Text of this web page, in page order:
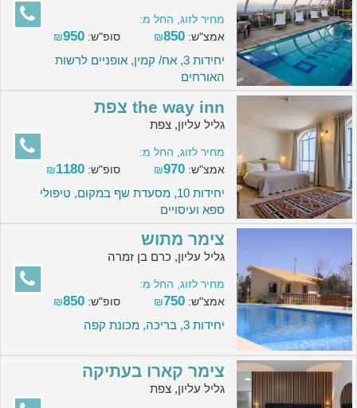
מחיר לזוג, החל מ:
אמצ"ש:
₪850 סופ"ש: ₪950
יחידות 3, אח/ קמין, אופניים לרשות
האורחים
the way inn צפת
גליל עליון, צפת
מחיר לזוג, החל מ:
אמצ"ש:
₪970 סופ"ש: ₪1180
יחידות 10, מסעדת שף במקום, טיפולי
ספא ועיסויים
צימר מתוש
גליל עליון, כרם בן זמרה
מחיר לזוג, החל מ:
אמצ"ש:
₪750 סופ"ש: ₪850
יחידות 3, בריכה, מכונת קפה
צימר קארו בעתיקה
גליל עליון, צפת